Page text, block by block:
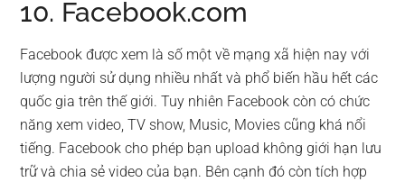
10. Facebook.com
Facebook được xem là số một về mạng xã hiện nay với
lượng người sử dụng nhiều nhất và phổ biến hầu hết các
quốc gia trên thế giới. Tuy nhiên Facebook còn có chức
năng xem video, TV show, Music, Movies cũng khá nổi
tiếng. Facebook cho phép bạn upload không giới hạn lưu
trữ và chia sẻ video của bạn. Bên cạnh đó còn tích hợp